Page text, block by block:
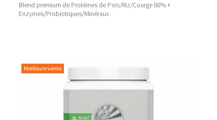
Blend premium de Protéines de Pois/Riz/Courge 88% +
Enzymes/Probiotiques/Minéraux
Meilleure vente